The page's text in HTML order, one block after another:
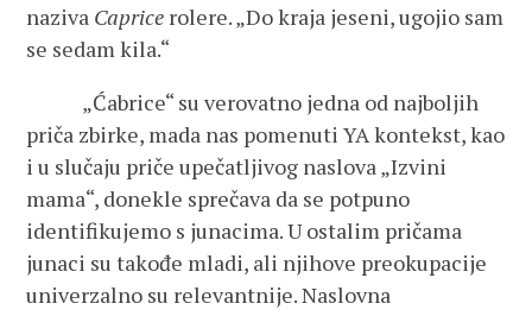
naziva Caprice rolere. „Do kraja jeseni, ugojio sam
se sedam kila.“
„Ćabrice“ su verovatno jedna od najboljih
priča zbirke, mada nas pomenuti YA kontekst, kao
i u slučaju priče upečatljivog naslova „Izvini
mama“, donekle sprečava da se potpuno
identifikujemo s junacima. U ostalim pričama
junaci su takođe mladi, ali njihove preokupacije
univerzalno su relevantnije. Naslovna